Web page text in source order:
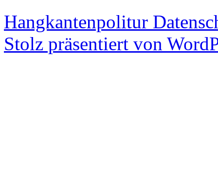
Hangkantenpolitur
Stolz präsentiert von